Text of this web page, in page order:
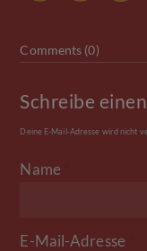
Comments (0)
Schreibe
Deine E-Mail-Adresse wird nicht
Name
E-Mail-Adresse